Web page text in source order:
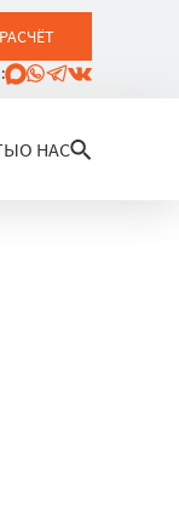
О НАС